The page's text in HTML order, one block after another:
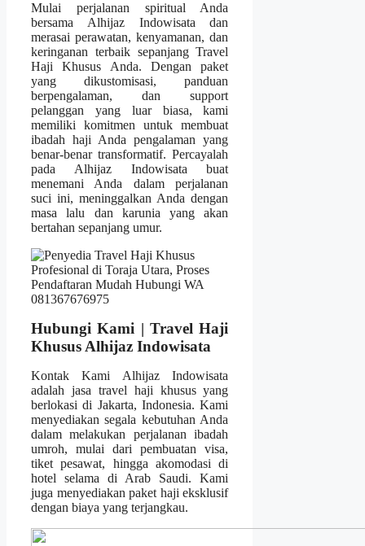
Mulai perjalanan spiritual Anda
bersama Alhijaz Indowisata dan
merasai perawatan, kenyamanan, dan
keringanan terbaik sepanjang Travel
Haji Khusus Anda. Dengan paket
yang dikustomisasi, panduan
berpengalaman, dan support
pelanggan yang luar biasa, kami
memiliki komitmen untuk membuat
ibadah haji Anda pengalaman yang
benar-benar transformatif. Percayalah
pada Alhijaz Indowisata buat
menemani Anda dalam perjalanan
suci ini, meninggalkan Anda dengan
masa lalu dan karunia yang akan
bertahan sepanjang umur.
Hubungi Kami | Travel Haji
Khusus Alhijaz Indowisata
Kontak Kami Alhijaz Indowisata
adalah jasa travel haji khusus yang
berlokasi di Jakarta, Indonesia. Kami
menyediakan segala kebutuhan Anda
dalam melakukan perjalanan ibadah
umroh, mulai dari pembuatan visa,
tiket pesawat, hingga akomodasi di
hotel selama di Arab Saudi. Kami
juga menyediakan paket haji eksklusif
dengan biaya yang terjangkau.